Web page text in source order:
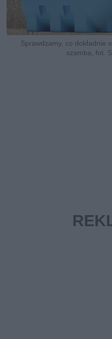
Sprawdzamy, co dokładnie
szamba, fot.